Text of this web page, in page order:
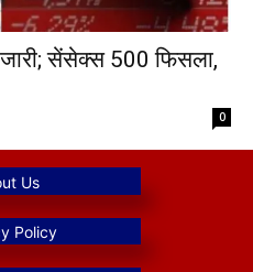
जारी; सेंसेक्स 500 फिसला,
0